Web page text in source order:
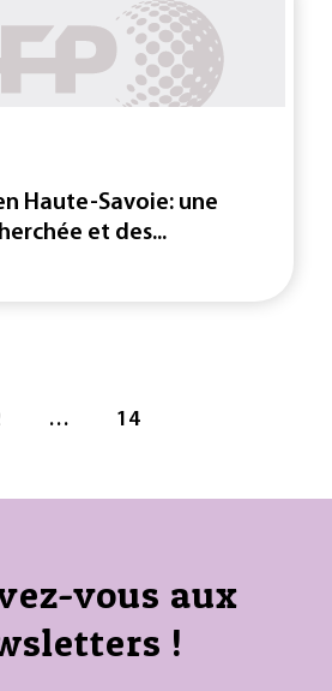
Haute-Savoie: une
et des...
des articles
… Page
14
vous aux
!